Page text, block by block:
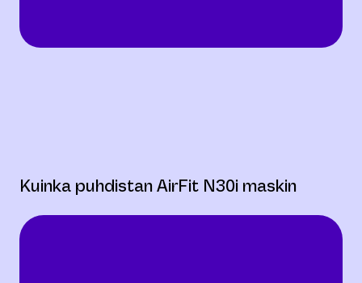
Kuinka puhdistan AirFit N30i maskin